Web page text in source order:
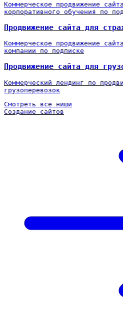
Коммерческое продвижение
корпоративного обучения по
Продвижение сайта для
Коммерческое продвижение
компании по подписке
Продвижение сайта для
Коммерческий лендинг по
грузоперевозок
Смотреть все ниши
Создание сайтов